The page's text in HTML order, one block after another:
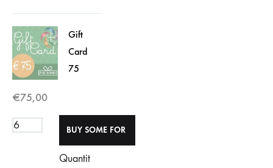
Gift
Card
75
€75,00
Quantit